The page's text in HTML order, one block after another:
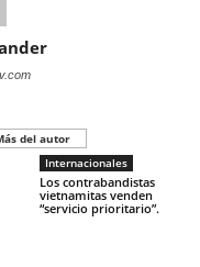
del autor
Internacionales
Los contrabandistas
vietnamitas venden
“servicio prioritario”.